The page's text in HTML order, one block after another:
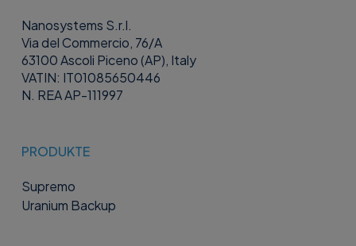
Nanosystems S.r.l.
Via del Commercio, 76/A
63100 Ascoli Piceno (AP), Italy
VATIN: IT01085650446
N. REA AP-111997
PRODUKTE
Supremo
Uranium Backup